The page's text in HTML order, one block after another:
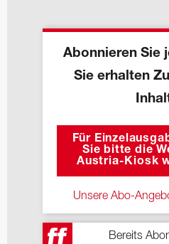
Abonnieren Sie
Sie erhalten
Für
Sie bitte die
Austria-Kiosk
Unsere Abo-
Bereits